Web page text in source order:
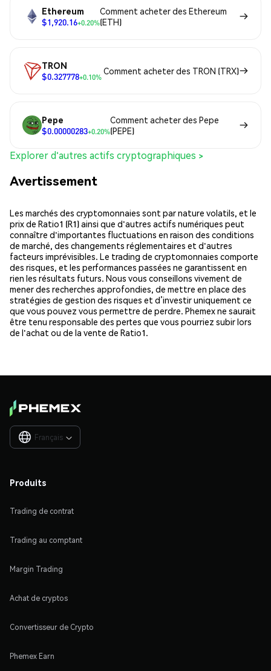
Ethereum
$1,920.16+0.20%
Comment acheter des Ethereum
(ETH)
TRON
$0.327778+0.10%
Comment acheter des TRON (TRX)
Pepe
$0.00000283+0.20%
Comment acheter des Pepe
(PEPE)
Explorer d'autres actifs cryptographiques >
Avertissement
Les marchés des cryptomonnaies sont par nature volatils, et le
prix de Ratio1 (R1) ainsi que d'autres actifs numériques peut
connaître d'importantes fluctuations en raison des conditions
de marché, des changements réglementaires et d'autres
facteurs imprévisibles. Le trading de cryptomonnaies comporte
des risques, et les performances passées ne garantissent en
rien les résultats futurs. Nous vous conseillons vivement de
mener des recherches approfondies, de mettre en place des
stratégies de gestion des risques et d’investir uniquement ce
que vous pouvez vous permettre de perdre. Phemex ne saurait
être tenu responsable des pertes que vous pourriez subir lors
de l'achat ou de la vente de Ratio1.
Français 
Produits
Trading de contrat
Trading au comptant
Margin Trading
Achat de cryptos
Convertisseur de Crypto
Phemex Earn